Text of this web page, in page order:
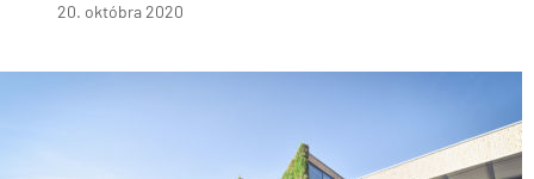
20. októbra 2020